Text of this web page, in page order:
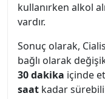
kullanırken alkol
vardır.
Sonuç olarak,
bağlı olarak
30 dakika içinde
saat kadar